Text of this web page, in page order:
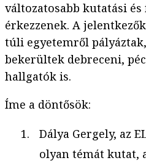
változatosabb kutatási
érkezzenek. A
túli egyetemről
bekerültek debreceni,
hallgatók is.
Íme a döntősök:
Dálya Gergely, az
olyan témát kutat,